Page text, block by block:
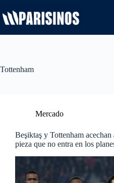
al
contenido
Tottenham
Mercado
Beşiktaş y Tottenham
pieza que no entra en los